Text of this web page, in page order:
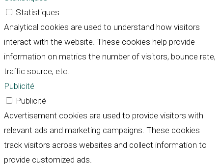
Statistiques
Analytical cookies are used to understand how visitors
interact with the website. These cookies help provide
information on metrics the number of visitors, bounce rate,
traffic source, etc.
Publicité
Publicité
Advertisement cookies are used to provide visitors with
relevant ads and marketing campaigns. These cookies
track visitors across websites and collect information to
provide customized ads.